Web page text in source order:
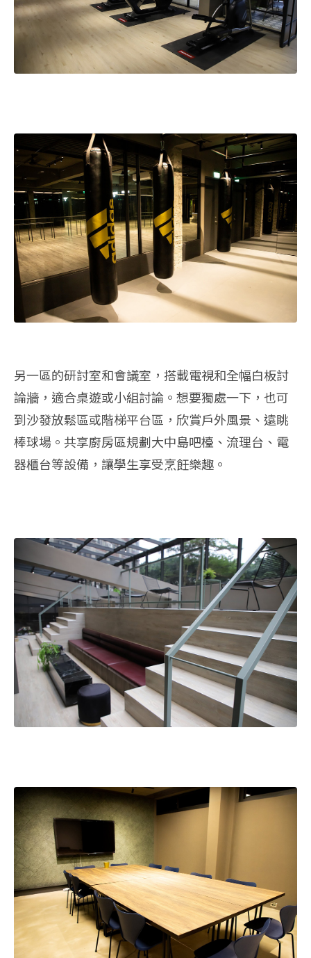
另一區的研討室和會議室，搭載電視和全幅白板討
論牆，適合桌遊或小組討論。想要獨處一下，也可
到沙發放鬆區或階梯平台區，欣賞戶外風景、遠眺
棒球場。共享廚房區規劃大中島吧檯、流理台、電
器櫃台等設備，讓學生享受烹飪樂趣。